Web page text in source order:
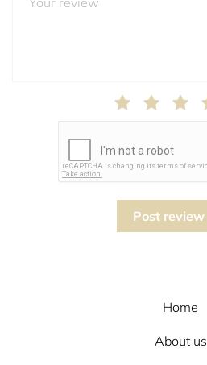
Post review
Home
About us